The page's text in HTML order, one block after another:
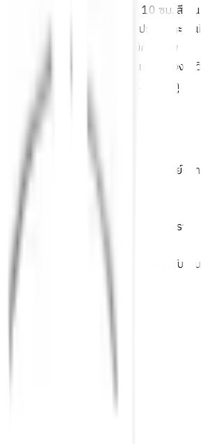
ท ขนาด 1/2" เส้นผ่าศูนย์กลาง 10 ซม. สีเงิน
ยี่ยมสำหรับการตกแต่งหน้าต่าง ประตู และพื้นที่
วยดีไซน์ที่สวยงาม กระชับ และมีคุณภาพ
าน DIY ได้อย่างง่ายดาย หากคุณกำลังมองหาวิธี
พื้นที่ของคุณ ลวดลายนี้จะช่วยให้บ้านคุณดู
กยิ่งขึ้น!
เหล็กดัด ลายโดนัทเหล็กแบน เส้นผ่าศูนย์กลาง
ขนาด 1/2"
นเหล็กแบนดัดกลม ปลายเปิด
ำหรับงานตกแต่งหน้าต่าง ประตู ระเบียง ราว
าน
งภายในและภายนอกอาคาร เหมาะสำหรับงาน
ะเภท
ที่บริษัทฯ กำหนด
น